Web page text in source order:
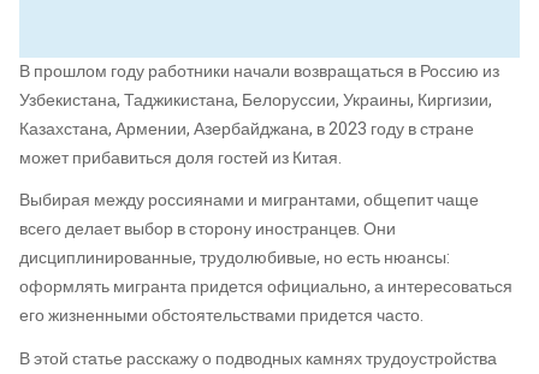
В прошлом году работники начали возвращаться в Россию из
Узбекистана, Таджикистана, Белоруссии, Украины, Киргизии,
Казахстана, Армении, Азербайджана, в 2023 году в стране
может прибавиться доля гостей из Китая.
Выбирая между россиянами и мигрантами, общепит чаще
всего делает выбор в сторону иностранцев. Они
дисциплинированные, трудолюбивые, но есть нюансы:
оформлять мигранта придется официально, а интересоваться
его жизненными обстоятельствами придется часто.
В этой статье расскажу о подводных камнях трудоустройства